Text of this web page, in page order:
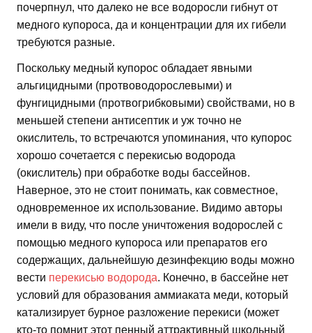
почерпнул, что далеко не все водоросли гибнут от
медного купороса, да и концентрации для их гибели
требуются разные.
Поскольку медный купорос обладает явными
альгицидными (протвоводорослевыми) и
фунгицидными (протвогрибковыми) свойствами, но в
меньшей степени антисептик и уж точно не
окислитель, то встречаются упоминания, что купорос
хорошо сочетается с перекисью водорода
(окислитель) при обработке воды бассейнов.
Наверное, это не стоит понимать, как совместное,
одновременное их использование. Видимо авторы
имели в виду, что после уничтожения водорослей с
помощью медного купороса или препаратов его
содержащих, дальнейшую дезинфекцию воды можно
вести перекисью водорода. Конечно, в бассейне нет
условий для образования аммиаката меди, который
катализирует бурное разложение перекиси (может
кто-то помнит этот пенный аттрактивный школьный